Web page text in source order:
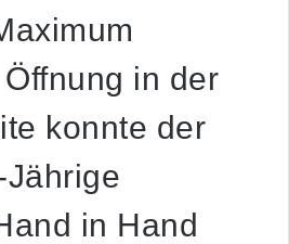
in der
konnte der
in Hand